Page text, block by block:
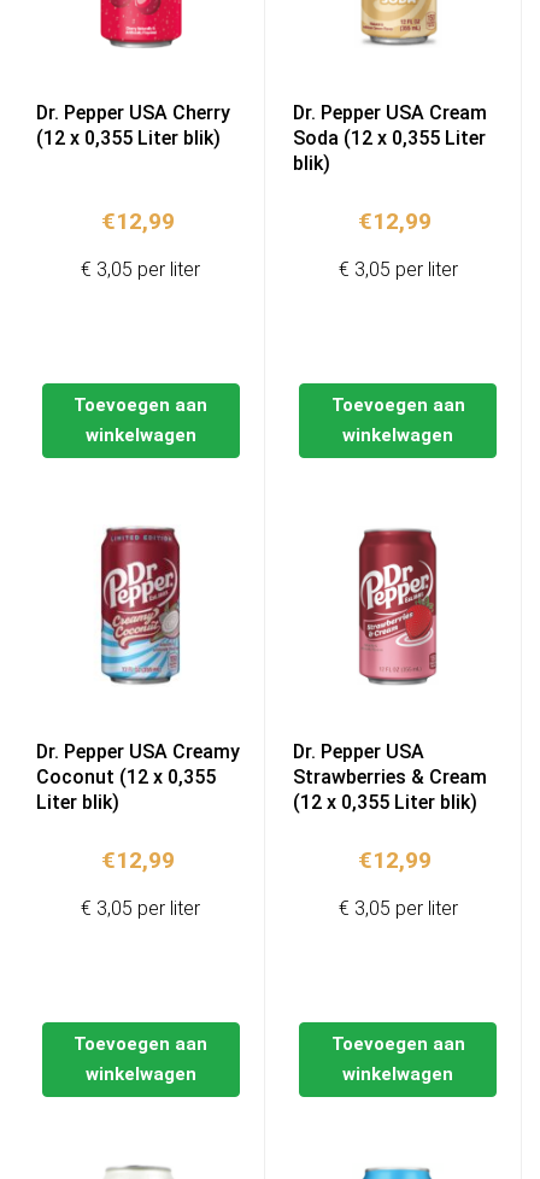
Dr. Pepper USA Cherry
(12 x 0,355 Liter blik)
€12,99
Toevoegen aan
winkelwagen
€ 3,05 per liter
Dr. Pepper USA Cream
Soda (12 x 0,355 Liter
blik)
€12,99
Toevoegen aan
winkelwagen
€ 3,05 per liter
Dr. Pepper USA Creamy
Coconut (12 x 0,355
Liter blik)
€12,99
Toevoegen aan
winkelwagen
€ 3,05 per liter
Dr. Pepper USA
Strawberries & Cream
(12 x 0,355 Liter blik)
€12,99
Toevoegen aan
winkelwagen
€ 3,05 per liter